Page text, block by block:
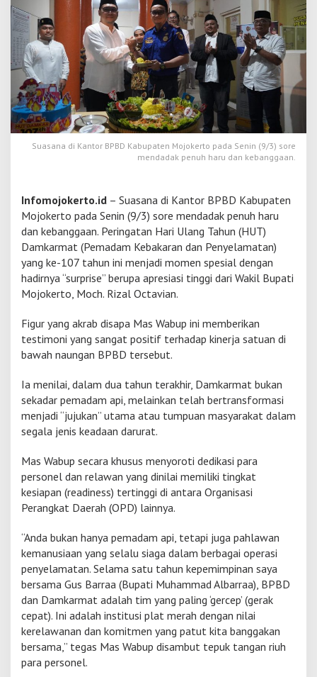
a
r
a
k
a
a
m
k
a
t
U
l
t
a
h
D
a
t
S
u
r
i
s
e
b
u
p
M
o
k
e
r
t
o
Suasana di Kantor BPBD Kabupaten Mojokerto pada Senin (9/3) sore
mendadak penuh haru dan kebanggaan.
Infomojokerto.id – Suasana di Kantor BPBD Kabupaten
Mojokerto pada Senin (9/3) sore mendadak penuh haru
dan kebanggaan. Peringatan Hari Ulang Tahun (HUT)
Damkarmat (Pemadam Kebakaran dan Penyelamatan)
yang ke-107 tahun ini menjadi momen spesial dengan
hadirnya “surprise” berupa apresiasi tinggi dari Wakil Bupati
Mojokerto, Moch. Rizal Octavian.
Figur yang akrab disapa Mas Wabup ini memberikan
testimoni yang sangat positif terhadap kinerja satuan di
bawah naungan BPBD tersebut.
Ia menilai, dalam dua tahun terakhir, Damkarmat bukan
sekadar pemadam api, melainkan telah bertransformasi
menjadi “jujukan” utama atau tumpuan masyarakat dalam
segala jenis keadaan darurat.
Mas Wabup secara khusus menyoroti dedikasi para
personel dan relawan yang dinilai memiliki tingkat
kesiapan (readiness) tertinggi di antara Organisasi
Perangkat Daerah (OPD) lainnya.
“Anda bukan hanya pemadam api, tetapi juga pahlawan
kemanusiaan yang selalu siaga dalam berbagai operasi
penyelamatan. Selama satu tahun kepemimpinan saya
bersama Gus Barraa (Bupati Muhammad Albarraa), BPBD
dan Damkarmat adalah tim yang paling ‘gercep’ (gerak
cepat). Ini adalah institusi plat merah dengan nilai
kerelawanan dan komitmen yang patut kita banggakan
bersama,” tegas Mas Wabup disambut tepuk tangan riuh
para personel.